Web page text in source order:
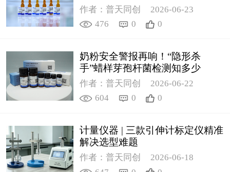
作者：普天同创
2026-06-23
476
0 0
奶粉安全警报再响！“隐形杀
手”蜡样芽孢杆菌检测知多少
作者：普天同创
2026-06-22
604
0 0
计量仪器 | 三款引伸计标定仪精准
解决选型难题
作者：普天同创
2026-06-18